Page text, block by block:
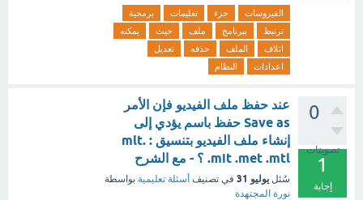
الفيروسات جزء تعليمات
برمجية
ترتبط
ببرنامج ملف حيث
يمكنه
اتلاف
الملف حذفه
تعديل
اعدادات
النظام
0
تصويتات
1
إجابة
عند حفظ ملف الفيديو فإن الأمر
Save as حفظ باسم يؤدي إلى
إنشاء ملف الفيديو بتنسيق : .mlt
.mit .met .mtl ؟ - مع الشرح
سُئل يوليو 31 في تصنيف أسئلة تعليمية بواسطة
نورة المجتهدة